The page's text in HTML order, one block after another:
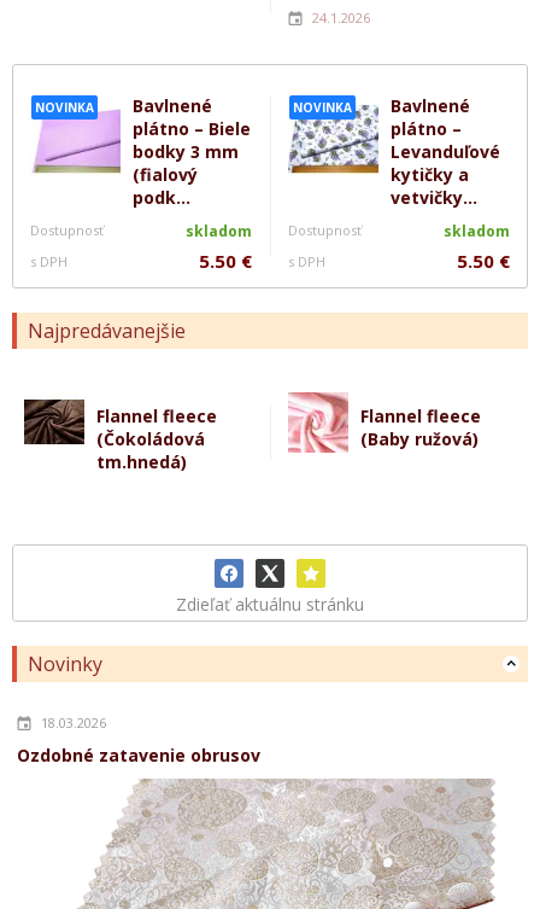
NOVINKA
Bavlnené
plátno – Biele
bodky 3 mm
(fialový
podk...
Dostupnosť skladom
s DPH 5.50 €
NOVINKA
Bavlnené
plátno –
Levanduľové
kytičky a
vetvičky...
Dostupnosť skladom
s DPH 5.50 €
Najpredávanejšie
Flannel fleece
(Čokoládová
tm.hnedá)
Flannel fleece
(Baby ružová)
Zdieľať aktuálnu stránku
Novinky
18.03.2026
Ozdobné zatavenie obrusov
24.1.2026